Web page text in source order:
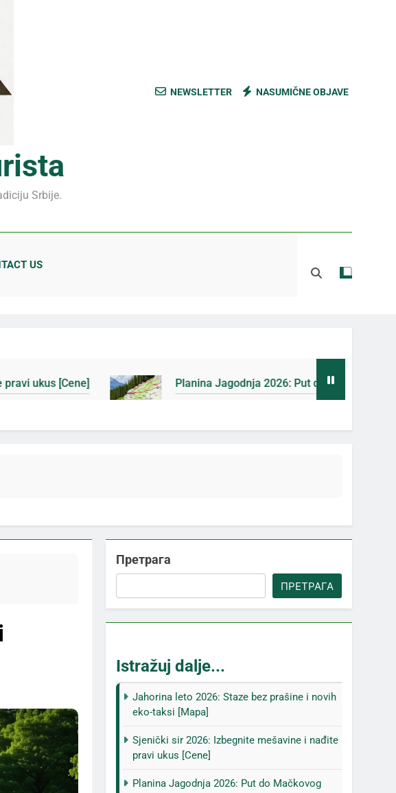
leto 2026: Staze bez prašine i novih eko-taksi [Mapa]
sir 2026: Izbegnite mešavine i nađite pravi ukus [Cene]
2026: Put do Mačkovog kamena bez rupa [Mapa]
Srbije.
NEWSLETTER NASUMIČNE OBJAVE
US
Planina Jagodnja 2026: Put do Mačkovog kamena bez rupa
Претрага
ПРЕТРАГА
Istražuj dalje...
Jahorina leto 2026: Staze bez prašine i novih
eko-taksi [Mapa]
Sjenički sir 2026: Izbegnite mešavine i nađite
pravi ukus [Cene]
Planina Jagodnja 2026: Put do Mačkovog